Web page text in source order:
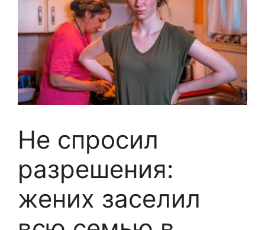
Не спросил
разрешения:
жених заселил